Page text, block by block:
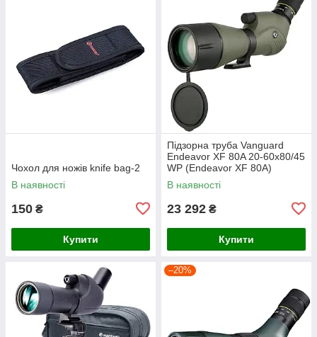
Чохол для ножів knife bag-2
В наявності
150 ₴
Купити
Підзорна труба Vanguard
Endeavor XF 80A 20-60x80/45
WP (Endeavor XF 80A)
В наявності
23 292 ₴
Купити
–20%